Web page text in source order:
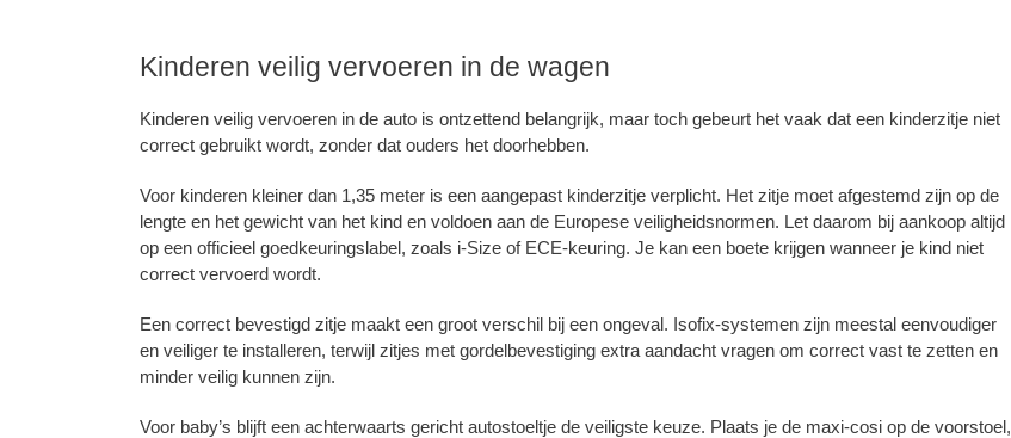
Kinderen veilig vervoeren in de wagen
Kinderen veilig vervoeren in de auto is ontzettend belangrijk, maar toch gebeurt het vaak dat een kinderzitje niet
correct gebruikt wordt, zonder dat ouders het doorhebben.
Voor kinderen kleiner dan 1,35 meter is een aangepast kinderzitje verplicht. Het zitje moet afgestemd zijn op de
lengte en het gewicht van het kind en voldoen aan de Europese veiligheidsnormen. Let daarom bij aankoop altijd
op een officieel goedkeuringslabel, zoals i-Size of ECE-keuring. Je kan een boete krijgen wanneer je kind niet
correct vervoerd wordt.
Een correct bevestigd zitje maakt een groot verschil bij een ongeval. Isofix-systemen zijn meestal eenvoudiger
en veiliger te installeren, terwijl zitjes met gordelbevestiging extra aandacht vragen om correct vast te zetten en
minder veilig kunnen zijn.
Voor baby’s blijft een achterwaarts gericht autostoeltje de veiligste keuze. Plaats je de maxi-cosi op de voorstoel,